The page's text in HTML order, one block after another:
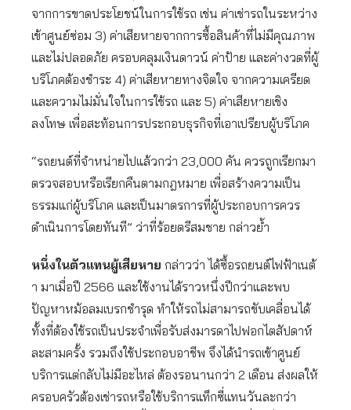
จากการขาดประโยชน์ในการใช้รถ เช่น ค่าเช่ารถในระหว่าง
เข้าศูนย์ซ่อม 3) ค่าเสียหายจากการซื้อสินค้าที่ไม่มีคุณภาพ
และไม่ปลอดภัย ครอบคลุมเงินดาวน์ ค่าป้าย และค่างวดที่ผู้
บริโภคต้องชำระ 4) ค่าเสียหายทางจิตใจ จากความเครียด
และความไม่มั่นใจในการใช้รถ และ 5) ค่าเสียหายเชิง
ลงโทษ เพื่อสะท้อนการประกอบธุรกิจที่เอาเปรียบผู้บริโภค
“รถยนต์ที่จำหน่ายไปแล้วกว่า 23,000 คัน ควรถูกเรียกมา
ตรวจสอบหรือเรียกคืนตามกฎหมาย เพื่อสร้างความเป็น
ธรรมแก่ผู้บริโภค และเป็นมาตรการที่ผู้ประกอบการควร
ดำเนินการโดยทันที” ว่าที่ร้อยตรีสมชาย กล่าวย้ำ
หนึ่งในตัวแทนผู้เสียหาย กล่าวว่า ได้ซื้อรถยนต์ไฟฟ้าเนต้
า มาเมื่อปี 2566 และใช้งานได้ราวหนึ่งปีกว่าและพบ
ปัญหาหม้อลมเบรกชำรุด ทำให้รถไม่สามารถขับเคลื่อนได้
ทั้งที่ต้องใช้รถเป็นประจำเพื่อรับส่งมารดาไปฟอกไตสัปดาห์
ละสามครั้ง รวมถึงใช้ประกอบอาชีพ จึงได้นำรถเข้าศูนย์
บริการแต่กลับไม่มีอะไหล่ ต้องรอนานกว่า 2 เดือน ส่งผลให้
ครอบครัวต้องเช่ารถหรือใช้บริการแท็กซี่แทนวันละกว่า